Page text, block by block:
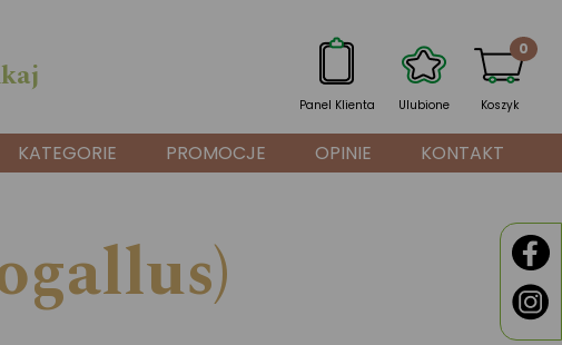
Panel Klienta Ulubione Koszyk
0
KATEGORIE PROMOCJE OPINIE KONTAKT